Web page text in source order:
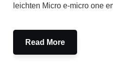
leichten Micro e-micro one
Read More